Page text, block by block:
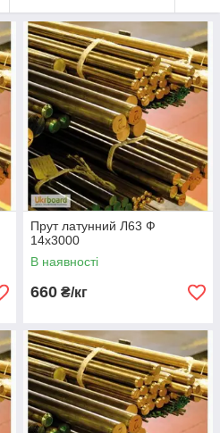
Прут латунний Л63 Ф
14х3000
В наявності
660 ₴/кг